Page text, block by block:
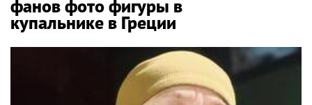
фанов фото фигуры в
купальнике в Греции